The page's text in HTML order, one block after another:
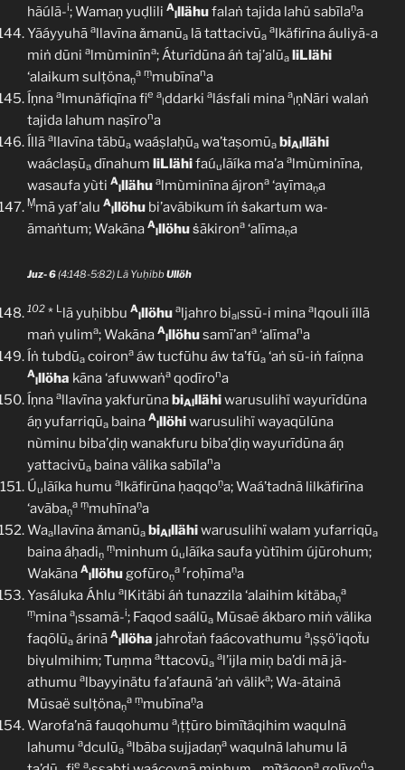
hãúlã-i; Wamaṇ yuḍlili A
lllähufalaṅ tajida lahü sabīlaṇa
Yãáyyuhā allavīna ǎmanūa lā tattacivūa
alkäfirīna áuliyã-a
miṅ dūni almùminīna; Áturīdūna áṅ taj’alūa liLlähi
‘alaikum sulṭönaṇ
a ṃmubīnana
Íṇna almunäfiqīna fie a
lddarki alásfali mina a
lṇNāri walaṅ
tajida lahum naṣīrona
Íllā allavīna tābūa waáṣlaḥūa wa’taṣomūa biAlllähi
waáclaṣūa dīnahum liLlähifaúulãíka ma’a almùminīna,
wasaufa yùti A
lllähu almùminīna ájrona ‘aṿīmaṇa
Ṃmā yaf’alu A
lllöhu bi’avābikum íṅ ṡakartum wa-
āmaṅtum; Wakāna A
lllöhuṡākirona ‘alīmaṇa
Juz- 6(4:148-5:82) Lā YuḥibbUllöh
102 * Llā yuḥibbu A
lllöhu aljahro bialssũ-i mina alqouli íllā
maṅ ṿulima; Wakāna A
lllöhusamī’ana ‘alīmana
Íṅ tubdūa coirona áw tucfūhu áw ta’fūa ‘aṅ sũ-iṅ faíṇna
A
lllöha kāna ‘afuwwaṅa qodīrona
Íṇna allavīna yakfurūnabiAlllähiwarusulihï wayurīdūna
áṇ yufarriqūa baina A
lllöhiwarusulihï wayaqūlūna
nùminu biba’ḍiṇ wanakfuru biba’ḍiṇ wayurīdūna áṇ
yattacivūa baina välika sabīlana
Úulãíka humu alkäfirūna ḥaqqoṇa; Waá’tadnā lilkäfirīna
‘avābaṇ
a ṃmuhīnaṇa
Waallavīna ǎmanūa biAlllähiwarusulihï walam yufarriqūa
baina áḥadiṇ
ṃminhum úulãíka saufa yùtīhim újūrohum;
Wakāna A
lllöhugofūroṇ
a rroḥīmaṇa
Yasáluka Áhlu alKitäbi áṅ tunazzila ‘alaihim kitäbaṇ
a
ṃmina a
lssamã-i; Faqod saálūa Mūsaẽ ákbaro miṅ välika
faqōlũa árinā A
lllöha jahroẗaṅ faácovathumu a
lṣṣö’iqoẗu
biṿulmihim; Ṫuṃma attacovūa
al’ijla miņ ba’di mā jã-
athumu albayyinätu fa’afaunā ‘aṅ välika; Wa-ātainā
Mūsaë sulṭönaṇ
a ṃmubīnaṇa
Warofa’nā fauqohumu a
lṭṭūro bimīṫäqihim waqulnā
lahumu adculūa
albāba sujjadaṇa waqulnā lahumu lā
e a a ṅ